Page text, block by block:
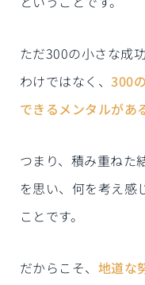
ただ300の小さな成
わけではなく、300
できるメンタルがあ
つまり、積み重ねた
を思い、何を考え感
ことです。
だからこそ、 地道な